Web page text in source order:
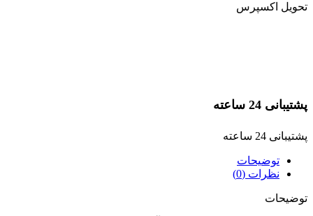
تحویل اکسپرس
پشتیبانی 24 ساعته
پشتیبانی 24 ساعته
توضیحات
نظرات (0)
توضیحات